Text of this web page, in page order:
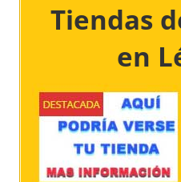
Tiendas
en